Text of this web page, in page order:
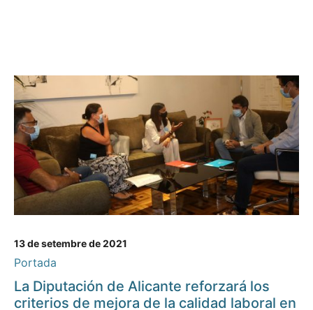
13 de setembre de 2021
Portada
La Diputación de Alicante reforzará los
criterios de mejora de la calidad laboral en